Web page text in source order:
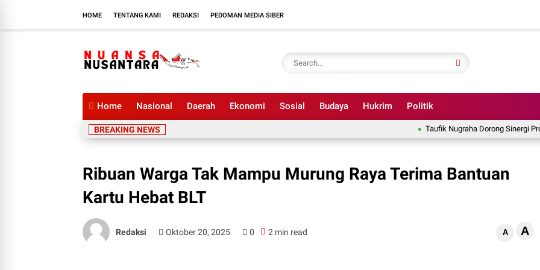
HOME TENTANG KAMI REDAKSI PEDOMAN MEDIA SIBER
Home Nasional Daerah Ekonomi Sosial Budaya Hukrim Politik
BREAKING NEWS Taufik Nugraha Dorong Sinergi Program
Ribuan Warga Tak Mampu Murung Raya Terima Bantuan
Kartu Hebat BLT
Redaksi Oktober 20, 2025 0 2 min read A A